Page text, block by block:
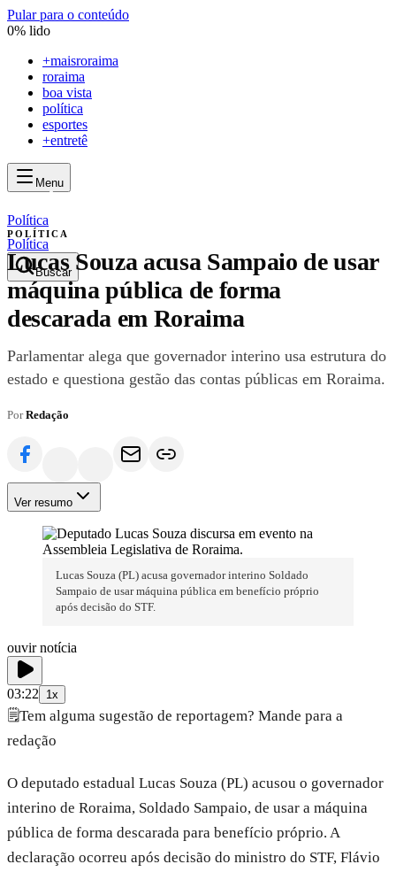
Pular para o conteúdo
0% lido
+maisroraima
roraima
boa vista
política
esportes
+entretê
Menu
maisroraima
mais
Política
Buscar
Política
POLÍTICA
Lucas Souza acusa Sampaio de usar
máquina pública de forma
descarada em Roraima
Parlamentar alega que governador interino usa estrutura do
estado e questiona gestão das contas públicas em Roraima.
PorRedação
Ver resumo
Lucas Souza (PL) acusa governador interino Soldado
Sampaio de usar máquina pública em benefício próprio
após decisão do STF.
ouvir notícia
03:22 1x
🗒️Tem alguma sugestão de reportagem? Mande para a
redação
O deputado estadual Lucas Souza (PL) acusou o governador
interino de Roraima, Soldado Sampaio, de usar a máquina
pública de forma descarada para benefício próprio. A
declaração ocorreu após decisão do ministro do STF, Flávio